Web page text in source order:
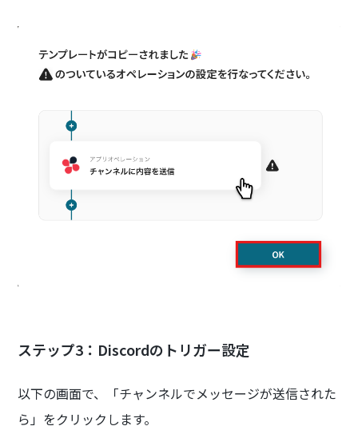
ステップ3：Discordのトリガー設定
以下の画面で、「チャンネルでメッセージが送信された
ら」をクリックします。